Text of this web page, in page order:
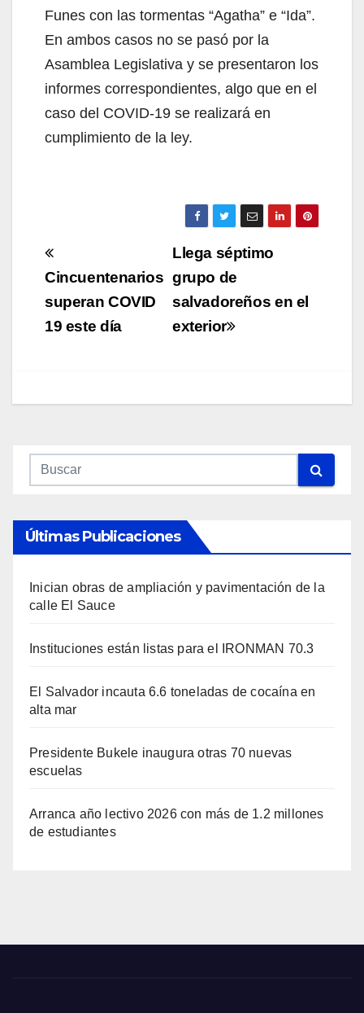
Funes con las tormentas “Agatha” e “Ida”.
En ambos casos no se pasó por la
Asamblea Legislativa y se presentaron los
informes correspondientes, algo que en el
caso del COVID-19 se realizará en
cumplimiento de la ley.
Navegación
de
entradas
Llega séptimo
grupo de
salvadoreños en el
exterior
Cincuentenarios
superan COVID
19 este día
Últimas Publicaciones
Inician obras de ampliación y pavimentación de la
calle El Sauce
Instituciones están listas para el IRONMAN 70.3
El Salvador incauta 6.6 toneladas de cocaína en
alta mar
Presidente Bukele inaugura otras 70 nuevas
escuelas
Arranca año lectivo 2026 con más de 1.2 millones
de estudiantes